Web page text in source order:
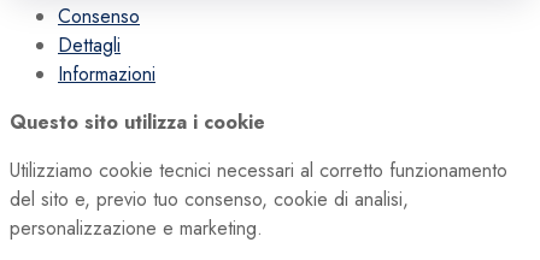
Consenso
Dettagli
Informazioni
Questo sito utilizza i cookie
Utilizziamo cookie tecnici necessari al corretto funzionamento
del sito e, previo tuo consenso, cookie di analisi,
personalizzazione e marketing.